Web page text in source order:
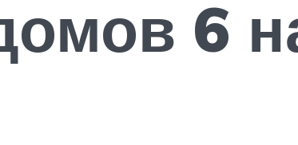
6